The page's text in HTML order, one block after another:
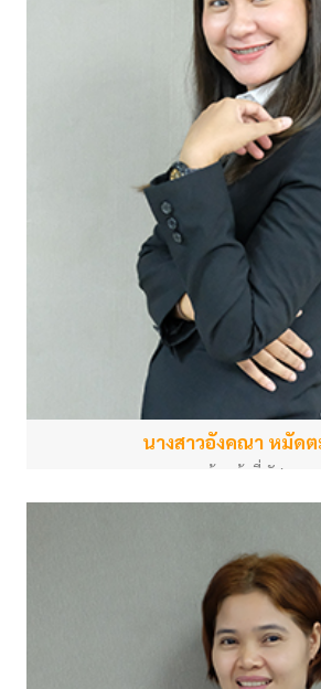
นางสาวอังคณา หมัด
เจ้าหน้าที่พัสดุ
angkana.m@psu.ac.th